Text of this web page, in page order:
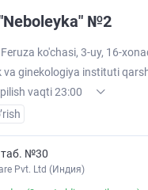
№2
ko'chasi, 3-uy, 16-
va ginekologiya instituti
vaqti 23:00
XX-XX
таб. №30
Pvt. Ltd (Индия)